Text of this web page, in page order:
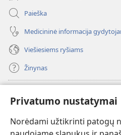
Privatumo nustatymai
Norėdami užtikrinti patogų
Paieška
Medicininė informacija
Viešiesiems ryšiams
Žinynas
(atsiveria
naujas
langas)Sargybos bokšto INTERNETINĖ
(atsiveria